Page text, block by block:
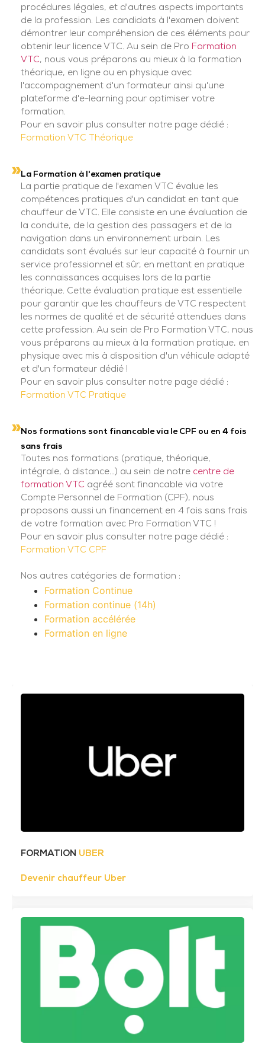
procédures légales, et d'autres aspects importants
de la profession. Les candidats à l'examen doivent
démontrer leur compréhension de ces éléments pour
obtenir leur licence VTC. Au sein de Pro Formation
VTC, nous vous préparons au mieux à la formation
théorique, en ligne ou en physique avec
l'accompagnement d'un formateur ainsi qu'une
plateforme d'e-learning pour optimiser votre
formation.
Pour en savoir plus consulter notre page dédié :
Formation VTC Théorique
La Formation à l'examen pratique
La partie pratique de l'examen VTC évalue les
compétences pratiques d'un candidat en tant que
chauffeur de VTC. Elle consiste en une évaluation de
la conduite, de la gestion des passagers et de la
navigation dans un environnement urbain. Les
candidats sont évalués sur leur capacité à fournir un
service professionnel et sûr, en mettant en pratique
les connaissances acquises lors de la partie
théorique. Cette évaluation pratique est essentielle
pour garantir que les chauffeurs de VTC respectent
les normes de qualité et de sécurité attendues dans
cette profession. Au sein de Pro Formation VTC, nous
vous préparons au mieux à la formation pratique, en
physique avec mis à disposition d'un véhicule adapté
et d'un formateur dédié !
Pour en savoir plus consulter notre page dédié :
Formation VTC Pratique
Nos formations sont financable via le CPF ou en 4 fois
sans frais
Toutes nos formations (pratique, théorique,
intégrale, à distance...) au sein de notre centre de
formation VTC agréé sont financable via votre
Compte Personnel de Formation (CPF), nous
proposons aussi un financement en 4 fois sans frais
de votre formation avec Pro Formation VTC !
Pour en savoir plus consulter notre page dédié :
Formation VTC CPF
Nos autres catégories de formation :
Formation Continue
Formation continue (14h)
Formation accélérée
Formation en ligne
FORMATION UBER
Devenir chauffeur Uber